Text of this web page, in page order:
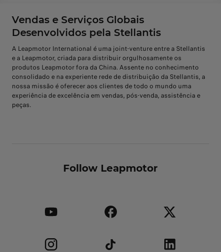
Vendas e Serviços Globais
Desenvolvidos pela Stellantis
A Leapmotor International é uma joint-venture entre a Stellantis
e a Leapmotor, criada para distribuir orgulhosamente os
produtos Leapmotor fora da China. Assente no conhecimento
consolidado e na experiente rede de distribuição da Stellantis, a
nossa missão é oferecer aos clientes de todo o mundo uma
experiência de excelência em vendas, pós-venda, assistência e
peças.
Follow Leapmotor